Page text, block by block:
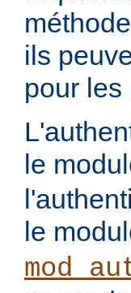
ils
pour les
le
le